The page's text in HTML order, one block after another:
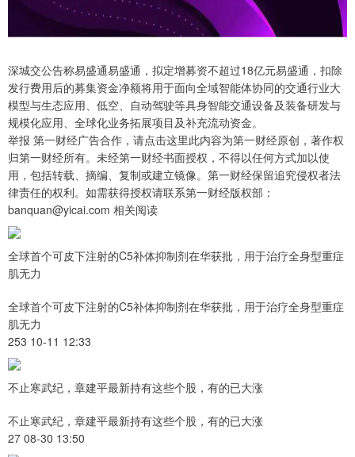
深城交公告称易盛通易盛通，拟定增募资不超过18亿元易盛通，扣除
发行费用后的募集资金净额将用于面向全域智能体协同的交通行业大
模型与生态应用、低空、自动驾驶等具身智能交通设备及装备研发与
规模化应用、全球化业务拓展项目及补充流动资金。
举报 第一财经广告合作，请点击这里此内容为第一财经原创，著作权
归第一财经所有。未经第一财经书面授权，不得以任何方式加以使
用，包括转载、摘编、复制或建立镜像。第一财经保留追究侵权者法
律责任的权利。如需获得授权请联系第一财经版权部：
banquan@yicai.com 相关阅读
全球首个可皮下注射的C5补体抑制剂在华获批，用于治疗全身型重症
肌无力
全球首个可皮下注射的C5补体抑制剂在华获批，用于治疗全身型重症
肌无力
253 10-11 12:33
不止寒武纪，章建平最新持有这些个股，有的已大涨
不止寒武纪，章建平最新持有这些个股，有的已大涨
27 08-30 13:50